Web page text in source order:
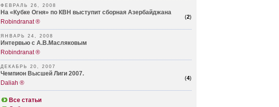
ФЕВРАЛЬ 26, 2008
(2)
На «Кубке Огня» по КВН выступит сборная Азербайджана
Robindranat ®
ЯНВАРЬ 24, 2008
Интервью с А.В.Масляковым
Robindranat ®
ДЕКАБРЬ 20, 2007
(4)
Чемпион Высшей Лиги 2007.
Daliah ®
Все статьи